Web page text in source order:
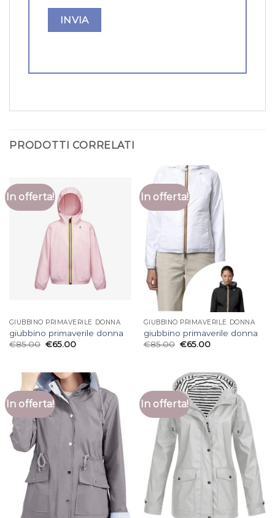
PRODOTTI CORRELATI
In offerta!
GIUBBINO PRIMAVERILE DONNA
giubbino primaverile donna
€85.00 €65.00
In offerta!
GIUBBINO PRIMAVERILE DONNA
giubbino primaverile donna
€85.00 €65.00
In offerta! In offerta!